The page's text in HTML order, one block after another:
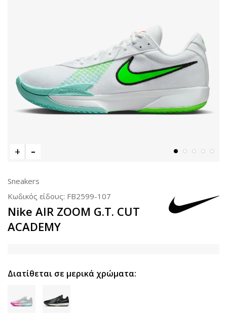
Sneakers
Κωδικός είδους: FB2599-107
Nike AIR ZOOM G.T. CUT
ACADEMY
Διατίθεται σε μερικά χρώματα: